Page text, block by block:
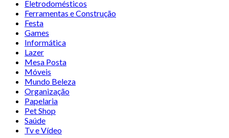
Eletrodomésticos
Ferramentas e Construção
Festa
Games
Informática
Lazer
Mesa Posta
Móveis
Mundo Beleza
Organização
Papelaria
Pet Shop
Saúde
Tv e Vídeo